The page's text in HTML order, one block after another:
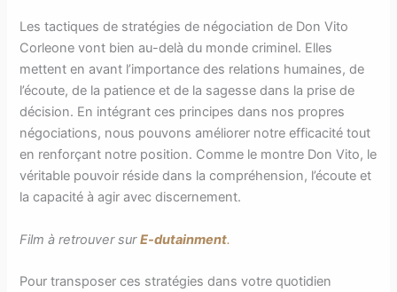
Les tactiques de stratégies de négociation de Don Vito
Corleone vont bien au-delà du monde criminel. Elles
mettent en avant l’importance des relations humaines, de
l’écoute, de la patience et de la sagesse dans la prise de
décision. En intégrant ces principes dans nos propres
négociations, nous pouvons améliorer notre efficacité tout
en renforçant notre position. Comme le montre Don Vito, le
véritable pouvoir réside dans la compréhension, l’écoute et
la capacité à agir avec discernement.
Film à retrouver sur E-dutainment.
Pour transposer ces stratégies dans votre quotidien